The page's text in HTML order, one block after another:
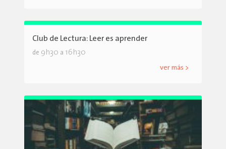
Club de Lectura: Leer es aprender
de 9h30 a 16h30
ver más >